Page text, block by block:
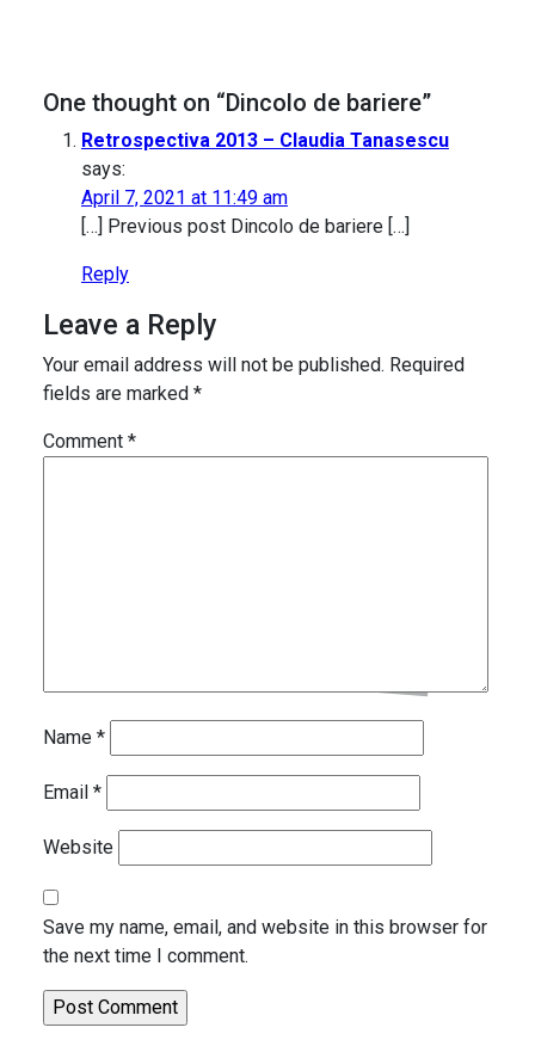
One thought on “Dincolo de bariere”
Retrospectiva 2013 – Claudia Tanasescu
says:
April 7, 2021 at 11:49 am
[…] Previous post Dincolo de bariere […]
Reply
Leave a Reply
Your email address will not be published. Required
fields are marked *
Comment *
Name *
Email *
Website
Save my name, email, and website in this browser for
the next time I comment.